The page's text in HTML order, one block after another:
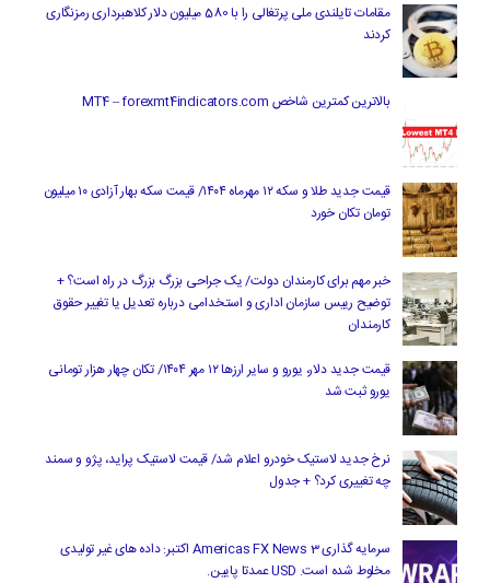
مقامات تایلندی ملی پرتغالی را با 580 میلیون دلار کلاهبرداری رمزنگاری
کردند
بالاترین کمترین شاخص MT4 – forexmt4indicators.com
قیمت جدید طلا و سکه ۱۲ مهرماه ۱۴۰۴/ قیمت سکه بهار آزادی ۱۰ میلیون
تومان تکان خورد
خبر مهم برای کارمندان دولت/ یک جراحی بزرگ بزرگ در راه است؟ +
توضیح رییس سازمان اداری و استخدامی درباره تعدیل یا تغییر حقوق
کارمندان
قیمت جدید دلار، یورو و سایر ارزها ۱۲ مهر ۱۴۰۴/ تکان چهار هزار تومانی
یورو ثبت شد
نرخ جدید لاستیک خودرو اعلام شد/ قیمت لاستیک پراید، پژو و سمند
چه تغییری کرد؟ + جدول
سرمایه گذاری Americas FX News 3 اکتبر: داده های غیر تولیدی
مخلوط شده است. USD عمدتا پایین.